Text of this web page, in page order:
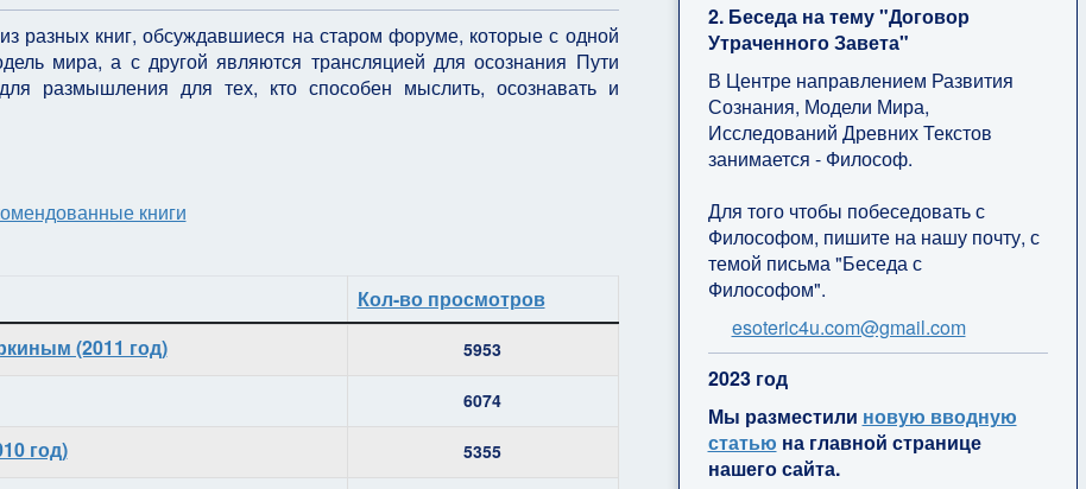
разных книг, обсуждавшиеся на старом форуме, которые с одной
мира, а с другой являются трансляцией для осознания Пути
размышления для тех, кто способен мыслить, осознавать и
книги
Кол-во просмотров
(2011 год)
5953
6074
год) 5355
2. Беседа на тему "Договор
Утраченного Завета"
В Центре направлением Развития
Сознания, Модели Мира,
Исследований Древних Текстов
занимается - Философ.
Для того чтобы побеседовать с
Философом, пишите на нашу почту, с
темой письма "Беседа с
Философом".
esoteric4u.com@gmail.com
2023 год
Мы разместили новую вводную
статью на главной странице
нашего сайта.